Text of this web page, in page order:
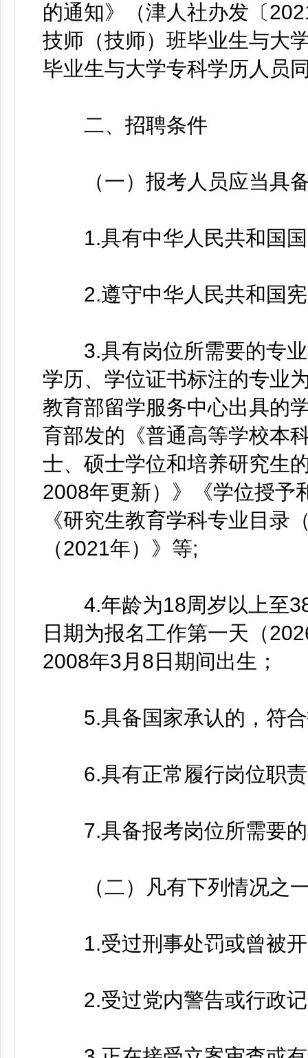
的通知》（津人社办发〔
技师（技师）班毕业生与大
毕业生与大学专科学历人员
二、招聘条件
（一）报考人员应当具备
1.具有中华人民共和国国
2.遵守中华人民共和国宪
3.具有岗位所需要的专业
学历、学位证书标注的专业
教育部留学服务中心出具的
育部发的《普通高等学校本
士、硕士学位和培养研究生
2008年更新）》《学位授予
《研究生教育学科专业目录
（2021年）》等;
4.年龄为18周岁以上至38
日期为报名工作第一天（
2008年3月8日期间出生；
5.具备国家承认的，符合
6.具有正常履行岗位职责
7.具备报考岗位所需要的
（二）凡有下列情况之一
1.受过刑事处罚或曾被开
2.受过党内警告或行政记